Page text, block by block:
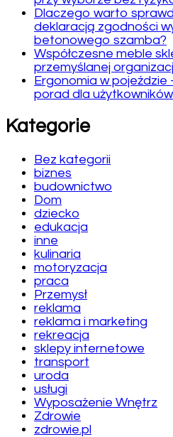
Dlaczego warto
deklaracją zgodności
betonowego szamba?
Współczesne meble
przemyślanej
Ergonomia w
porad dla
Kategorie
Bez kategorii
biznes
budownictwo
Dom
dziecko
edukacja
inne
kulinaria
motoryzacja
praca
Przemysł
reklama
reklama i marketing
rekreacja
sklepy internetowe
transport
uroda
usługi
Wyposażenie Wnętrz
Zdrowie
zdrowie.pl